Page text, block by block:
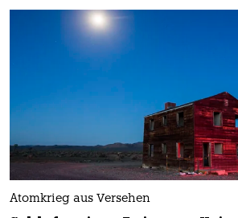
Atomkrieg aus Versehen